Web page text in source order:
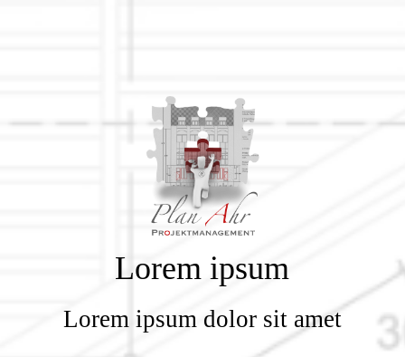
Lorem ipsum
Lorem ipsum dolor sit amet